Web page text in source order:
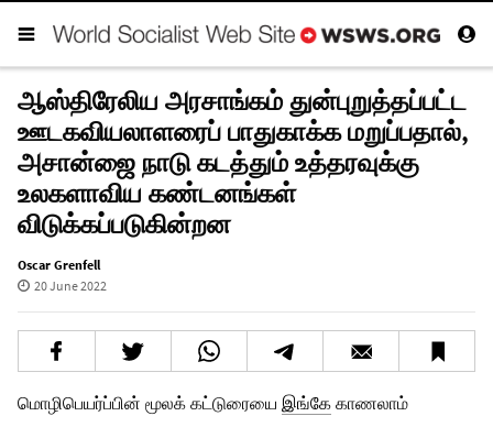
ஆஸ்திரேலிய அரசாங்கம் துன்புறுத்தப்பட்ட
ஊடகவியலாளரைப் பாதுகாக்க மறுப்பதால்,
அசான்ஜை நாடு கடத்தும் உத்தரவுக்கு
உலகளாவிய கண்டனங்கள்
விடுக்கப்படுகின்றன
Oscar Grenfell
20 June 2022
மொழிபெயர்ப்பின் மூலக் கட்டுரையை இங்கேகாணலாம்